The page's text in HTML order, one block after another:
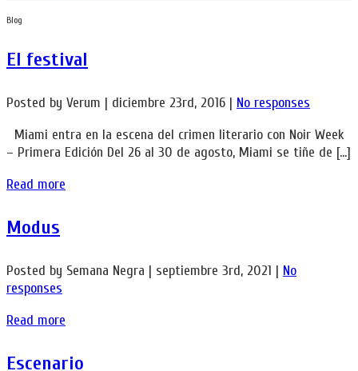
Blog
El festival
Posted by Verum | diciembre 23rd, 2016 | No responses
Miami entra en la escena del crimen literario con Noir Week
– Primera Edición Del 26 al 30 de agosto, Miami se tiñe de […]
Read more
Modus
Posted by Semana Negra | septiembre 3rd, 2021 | No
responses
Read more
Escenario